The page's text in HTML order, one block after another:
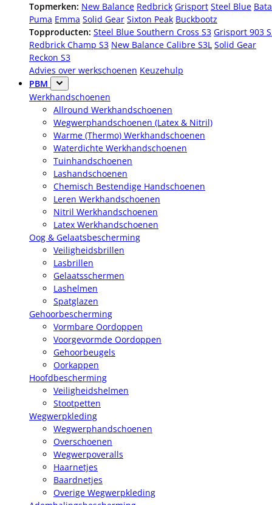
Topmerken: New Balance Redbrick Grisport Steel Blue Bata
Puma Emma Solid Gear Sixton Peak Buckbootz
Topproducten: Steel Blue Southern Cross S3 Grisport 903
Redbrick Champ S3 New Balance Calibre S3L Solid Gear
Reckon S3
Advies over werkschoenen Keuzehulp
PBM
Werkhandschoenen
Allround Werkhandschoenen
Wegwerphandschoenen (Latex & Nitril)
Warme (Thermo) Werkhandschoenen
Waterdichte Werkhandschoenen
Tuinhandschoenen
Lashandschoenen
Chemisch Bestendige Handschoenen
Leren Werkhandschoenen
Nitril Werkhandschoenen
Latex Werkhandschoenen
Oog & Gelaatsbescherming
Veiligheidsbrillen
Lasbrillen
Gelaatsschermen
Lashelmen
Spatglazen
Gehoorbescherming
Vormbare Oordoppen
Voorgevormde Oordoppen
Gehoorbeugels
Oorkappen
Hoofdbescherming
Veiligheidshelmen
Stootpetten
Wegwerpkleding
Wegwerphandschoenen
Overschoenen
Wegwerpoveralls
Haarnetjes
Baardnetjes
Overige Wegwerpkleding